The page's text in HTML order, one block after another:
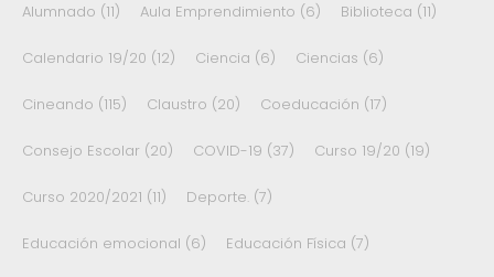
Alumnado (11) Aula Emprendimiento (6) Biblioteca (11)
Calendario 19/20 (12) Ciencia (6) Ciencias (6)
Cineando (115) Claustro (20) Coeducación (17)
Consejo Escolar (20) COVID-19 (37) Curso 19/20 (19)
Curso 2020/2021 (11) Deporte. (7)
Educación emocional (6) Educación Física (7)